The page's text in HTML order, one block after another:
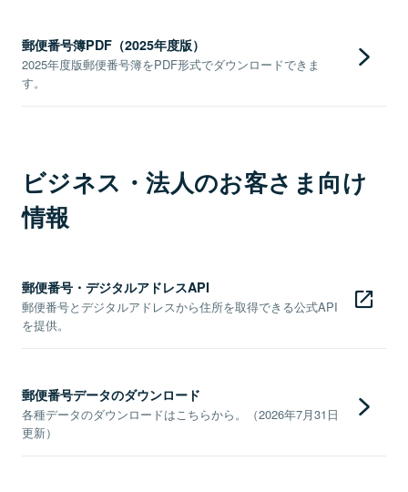
郵便番号簿PDF（2025年度版）
2025年度版郵便番号簿をPDF形式でダウンロードできま
す。
ビジネス・法人のお客さま向け
情報
郵便番号・デジタルアドレスAPI
郵便番号とデジタルアドレスから住所を取得できる公式API
を提供。
郵便番号データのダウンロード
各種データのダウンロードはこちらから。（2026年7月31日
更新）